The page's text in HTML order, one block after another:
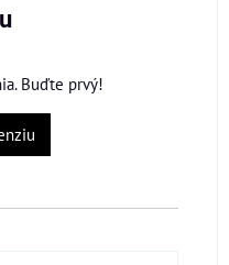
Buďte prvý!